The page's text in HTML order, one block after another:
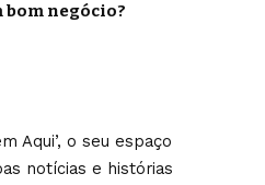
bom negócio?
Aqui’, o seu espaço
notícias e histórias